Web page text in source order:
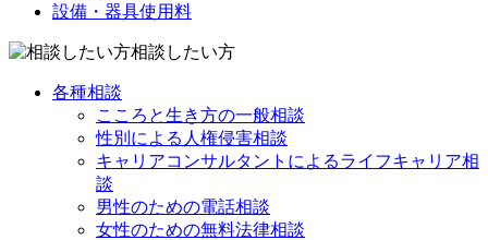
設備・器具使用料
相談したい方
各種相談
こころと生き方の一般相談
性別による人権侵害相談
キャリアコンサルタントによるライフキャリア相
談
男性のための電話相談
女性のための無料法律相談